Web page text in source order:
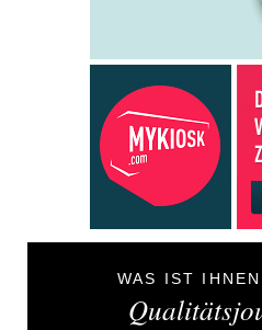
WAS IST IHNEN